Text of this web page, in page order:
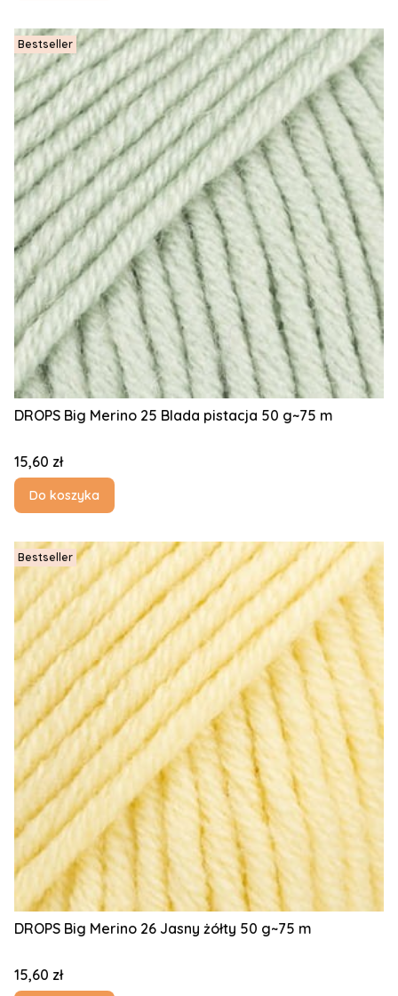
Bestseller
DROPS Big Merino 25 Blada pistacja 50 g~75 m
Cena
15,60 zł
Do koszyka
Bestseller
DROPS Big Merino 26 Jasny żółty 50 g~75 m
Cena
15,60 zł